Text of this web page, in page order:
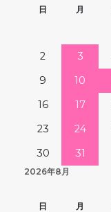
2026年8月
日 月
2
3
9
10
16
17
23
24
30
31
日 月